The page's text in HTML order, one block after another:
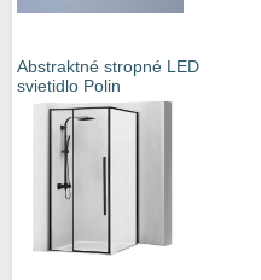
Abstraktné stropné LED
svietidlo Polin